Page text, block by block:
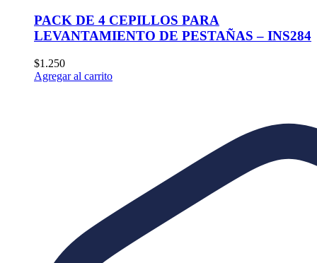
PACK DE 4 CEPILLOS PARA
LEVANTAMIENTO DE PESTAÑAS – INS284
$1.250
Agregar al carrito